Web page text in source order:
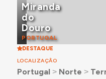
Miranda
do
Douro
PORTUGAL
DESTAQUE
LOCALIZAÇÃO
Portugal ˃ Norte ˃